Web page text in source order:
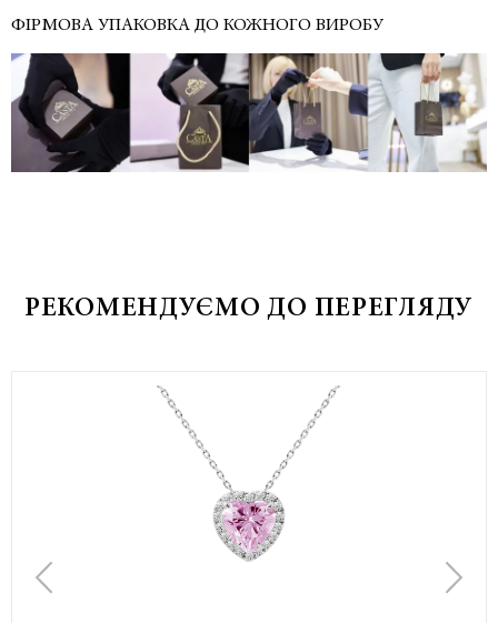
ФІРМОВА УПАКОВКА ДО КОЖНОГО ВИРОБУ
РЕКОМЕНДУЄМО ДО ПЕРЕГЛЯДУ